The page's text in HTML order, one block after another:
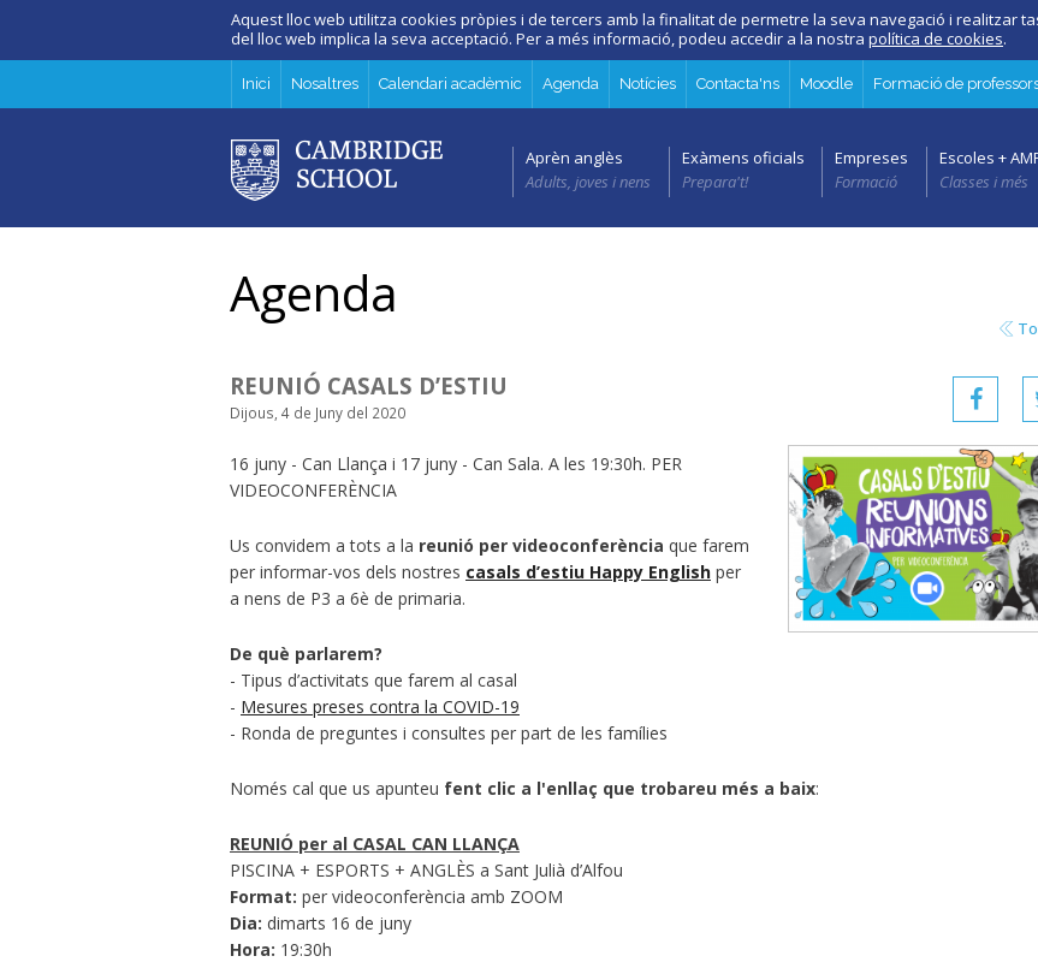
Aquest lloc web utilitza cookies pròpies i de tercers amb la finalitat de permetre la seva navegació i realitzar
del lloc web implica la seva acceptació. Per a més informació, podeu accedir a la nostra política de cookies.
Inici Nosaltres Calendari acadèmic Agenda Notícies Contacta'ns Moodle Formació de
Aprèn anglès
Adults, joves i nens
Exàmens oficials
Prepara't!
Empreses
Formació
Escoles +
Classes i més
Agenda
REUNIÓ CASALS D’ESTIU
Dijous, 4 de Juny del 2020
16 juny - Can Llança i 17 juny - Can Sala. A les 19:30h. PER
VIDEOCONFERÈNCIA
Us convidem a tots a la reunió per videoconferència que farem
per informar-vos dels nostres casals d’estiu Happy English per
a nens de P3 a 6è de primaria.
De què parlarem?
- Tipus d’activitats que farem al casal
- Mesures preses contra la COVID-19
- Ronda de preguntes i consultes per part de les famílies
Només cal que us apunteu fent clic a l'enllaç que trobareu més a baix:
REUNIÓ per al CASAL CAN LLANÇA
PISCINA + ESPORTS + ANGLÈS a Sant Julià d’Alfou
Format: per videoconferència amb ZOOM
Dia: dimarts 16 de juny
Hora: 19:30h